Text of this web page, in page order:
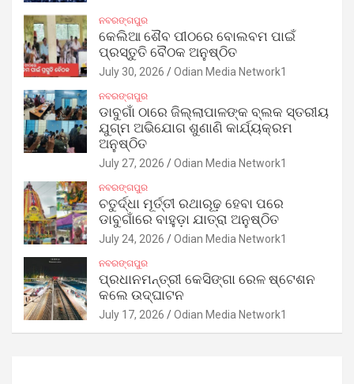
ନବରଙ୍ଗପୁର
କେଲିଆ ଶୈବ ପୀଠରେ ବୋଲବମ ପାଇଁ
ପ୍ରସ୍ତୁତି ବୈଠକ ଅନୁଷ୍ଠିତ
July 30, 2026 Odian Media Network1
ନବରଙ୍ଗପୁର
ଡାବୁଗାଁ ଠାରେ ଜିଲ୍ଲାପାଳଙ୍କ ବ୍ଲକ ସ୍ତରୀୟ
ଯୁଗ୍ମ ଅଭିଯୋଗ ଶୁଣାଣି କାର୍ଯ୍ୟକ୍ରମ
ଅନୁଷ୍ଠିତ
July 27, 2026 Odian Media Network1
ନବରଙ୍ଗପୁର
ଚତୁର୍ଦ୍ଧା ମୂର୍ତ୍ତୀ ରଥାରୂଢ଼ ହେବା ପରେ
ଡାବୁଗାଁରେ ବାହୁଡ଼ା ଯାତ୍ରା ଅନୁଷ୍ଠିତ
July 24, 2026 Odian Media Network1
ନବରଙ୍ଗପୁର
ପ୍ରଧାନମନ୍ତ୍ରୀ କେସିଙ୍ଗା ରେଳ ଷ୍ଟେଶନ
କଲେ ଉଦ୍‌ଘାଟନ
July 17, 2026 Odian Media Network1